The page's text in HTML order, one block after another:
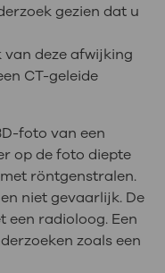
gezien dat u
deze afwijking
CT-geleide
foto van een
op de foto diepte
röntgenstralen.
niet gevaarlijk. De
een radioloog. Een
zoals een